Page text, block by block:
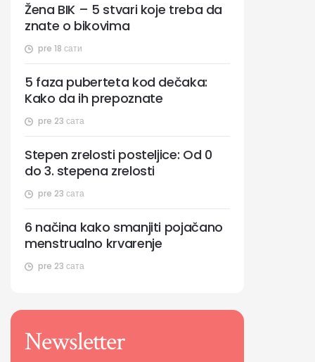
pre 18 сати
Žena BIK – 5 stvari koje treba da
znate o bikovima
pre 23 сата
5 faza puberteta kod dečaka:
Kako da ih prepoznate
pre 23 сата
Stepen zrelosti posteljice: Od 0
do 3. stepena zrelosti
pre 23 сата
6 načina kako smanjiti pojačano
menstrualno krvarenje
Newsletter